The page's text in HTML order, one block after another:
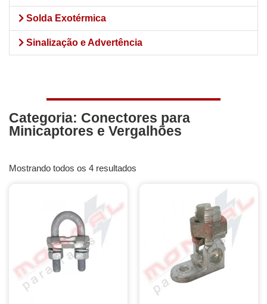
Solda Exotérmica
Sinalização e Advertência
Categoria: Conectores para
Minicaptores e Vergalhões
Mostrando todos os 4 resultados